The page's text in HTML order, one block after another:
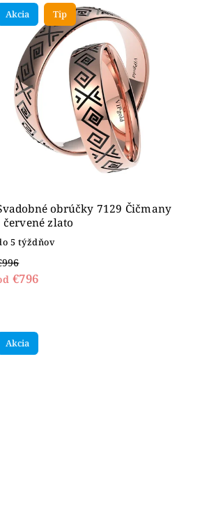
Akcia Tip
obrúčky 7129 Čičmany
červené zlato
5 týždňov
€796
Akcia